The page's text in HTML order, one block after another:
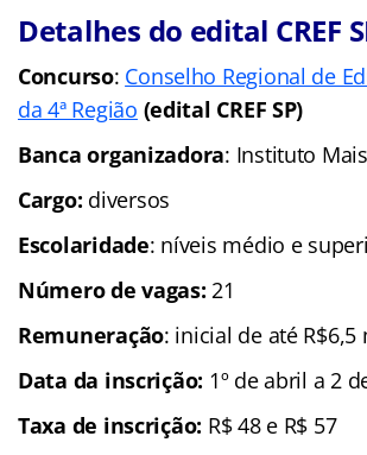
Detalhes do edital CREF
Concurso: Conselho Regional de
da 4ª Região (edital CREF SP)
Banca organizadora: Instituto Mais
Cargo: diversos
Escolaridade: níveis médio e
Número de vagas: 21
Remuneração: inicial de até R$6,5
Data da inscrição: 1º de abril a 2
Taxa de inscrição: R$ 48 e R$ 57